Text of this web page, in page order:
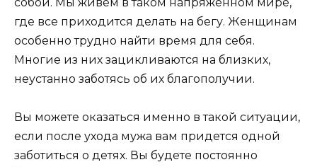
где все приходится делать на бегу. Женщинам
особенно трудно найти время для себя.
Многие из них зацикливаются на близких,
неустанно заботясь об их благополучии.
Вы можете оказаться именно в такой ситуации,
если после ухода мужа вам придется одной
заботиться о детях. Вы будете постоянно